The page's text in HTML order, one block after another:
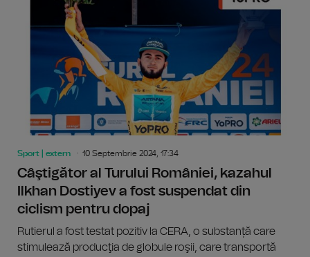
Sport | extern 10 Septembrie 2024, 17:34
Câştigător al Turului României, kazahul
Ilkhan Dostiyev a fost suspendat din
ciclism pentru dopaj
Rutierul a fost testat pozitiv la CERA, o substanță care
stimulează producţia de globule roşii, care transportă